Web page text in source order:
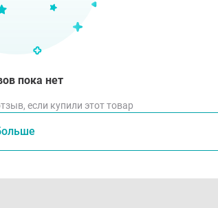
пока нет
если купили этот товар